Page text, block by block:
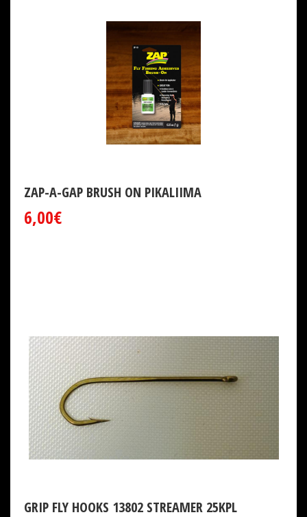
ZAP-A-GAP BRUSH ON PIKALIIMA
6,00€
GRIP FLY HOOKS 13802 STREAMER 25KPL